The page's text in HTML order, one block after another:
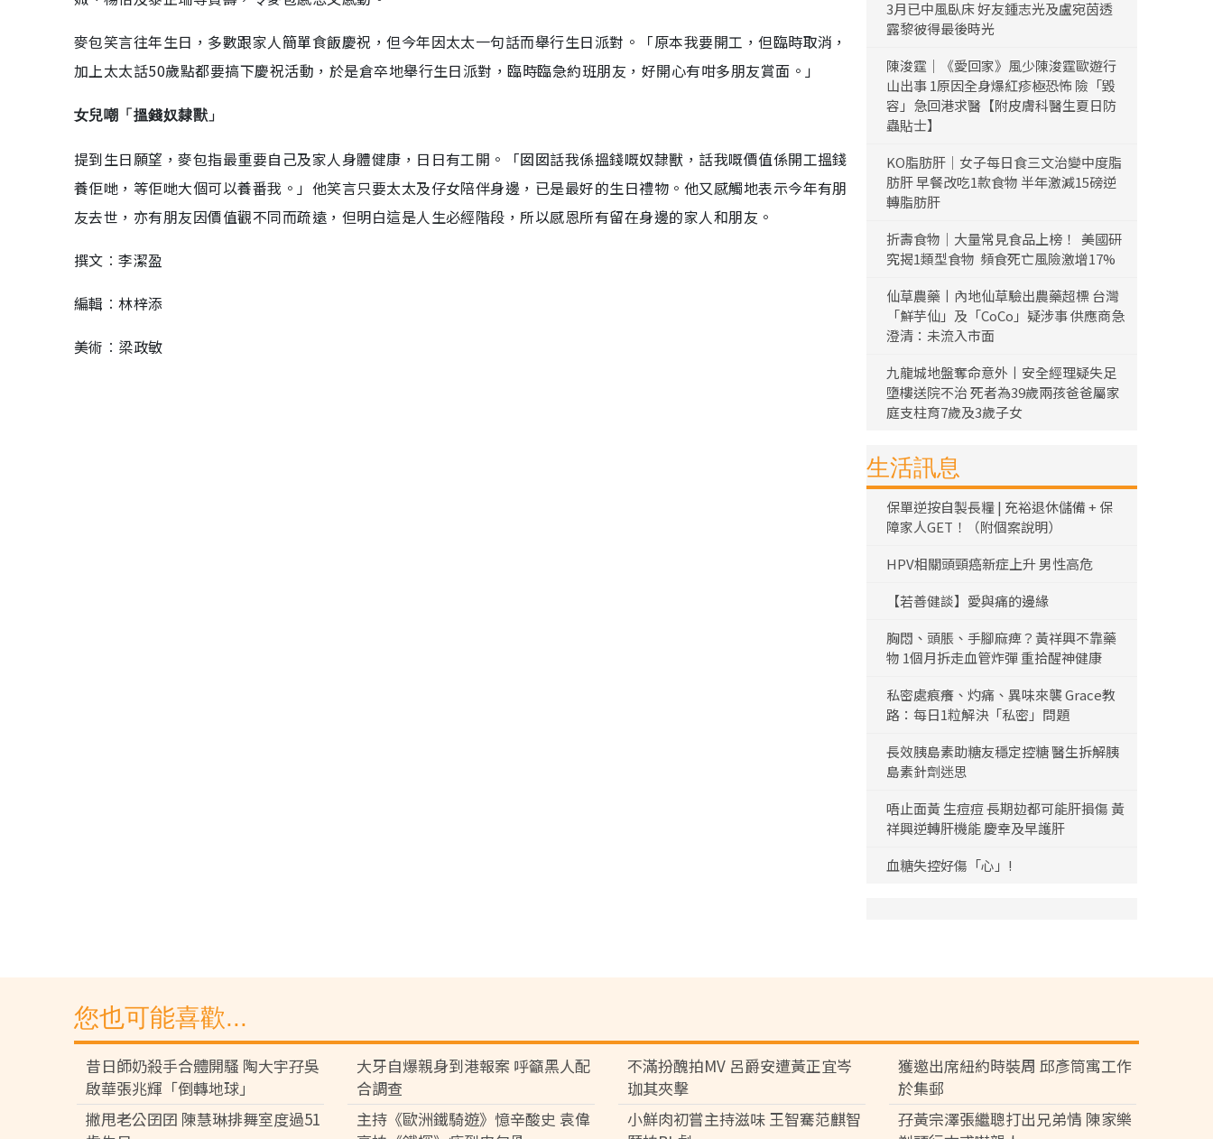
麥包笑言往年生日，多數跟家人簡單食飯慶祝，但今年因太太一句話而舉行生日派對。「原本我要開工，但臨時取消，
加上太太話50歲點都要搞下慶祝活動，於是倉卒地舉行生日派對，臨時臨急約班朋友，好開心有咁多朋友賞面。」
女兒嘲「搵錢奴隸獸」
提到生日願望，麥包指最重要自己及家人身體健康，日日有工開。「囡囡話我係搵錢嘅奴隸獸，話我嘅價值係開工搵錢
養佢哋，等佢哋大個可以養番我。」他笑言只要太太及仔女陪伴身邊，已是最好的生日禮物。他又感觸地表示今年有朋
友去世，亦有朋友因價值觀不同而疏遠，但明白這是人生必經階段，所以感恩所有留在身邊的家人和朋友。
撰文︰李潔盈
編輯︰林梓添
美術︰梁政敏
3月已中風臥床 好友鍾志光及盧宛茵透
露黎彼得最後時光
陳浚霆｜《愛回家》風少陳浚霆歐遊行
山出事 1原因全身爆紅疹極恐怖 險「毀
容」急回港求醫【附皮膚科醫生夏日防
蟲貼士】
KO脂肪肝｜女子每日食三文治變中度脂
肪肝 早餐改吃1款食物 半年激減15磅逆
轉脂肪肝
折壽食物｜大量常見食品上榜！ 美國研
究揭1類型食物 頻食死亡風險激增17%
仙草農藥丨內地仙草驗出農藥超標 台灣
「鮮芋仙」及「CoCo」疑涉事 供應商急
澄清：未流入市面
九龍城地盤奪命意外丨安全經理疑失足
墮樓送院不治 死者為39歲兩孩爸爸屬家
庭支柱育7歲及3歲子女
生活訊息
保單逆按自製長糧 | 充裕退休儲備 + 保
障家人GET！（附個案說明）
HPV相關頭頸癌新症上升 男性高危
【若善健談】愛與痛的邊緣
胸悶、頭脹、手腳麻痺？黃祥興不靠藥
物 1個月拆走血管炸彈 重拾醒神健康
私密處痕癢、灼痛、異味來襲 Grace教
路：每日1粒解決「私密」問題
長效胰島素助糖友穩定控糖 醫生拆解胰
島素針劑迷思
唔止面黃 生痘痘 長期攰都可能肝損傷 黃
祥興逆轉肝機能 慶幸及早護肝
血糖失控好傷「心」!
您也可能喜歡...
昔日師奶殺手合體開騷 陶大宇孖吳
啟華張兆輝「倒轉地球」
大牙自爆親身到港報案 呼籲黑人配
合調查
不滿扮醜拍MV 呂爵安遭黃正宜岑
珈其夾擊
獲邀出席紐約時裝周 邱彥筒寓工作
於集郵
撇甩老公囝囝 陳慧琳排舞室度過51
主持《歐洲鐵騎遊》憶辛酸史 袁偉
小鮮肉初嘗主持滋味 王智騫范麒智
孖黃宗澤張繼聰打出兄弟情 陳家樂